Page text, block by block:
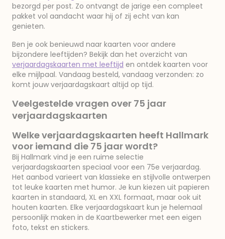
bezorgd per post. Zo ontvangt de jarige een compleet
pakket vol aandacht waar hij of zij echt van kan
genieten.
Ben je ook benieuwd naar kaarten voor andere
bijzondere leeftijden? Bekijk dan het overzicht van
verjaardagskaarten met leeftijd en ontdek kaarten voor
elke mijlpaal. Vandaag besteld, vandaag verzonden: zo
komt jouw verjaardagskaart altijd op tijd.
Veelgestelde vragen over 75 jaar
verjaardagskaarten
Welke verjaardagskaarten heeft Hallmark
voor iemand die 75 jaar wordt?
Bij Hallmark vind je een ruime selectie
verjaardagskaarten speciaal voor een 75e verjaardag.
Het aanbod varieert van klassieke en stijlvolle ontwerpen
tot leuke kaarten met humor. Je kun kiezen uit papieren
kaarten in standaard, XL en XXL formaat, maar ook uit
houten kaarten. Elke verjaardagskaart kun je helemaal
persoonlijk maken in de Kaartbewerker met een eigen
foto, tekst en stickers.